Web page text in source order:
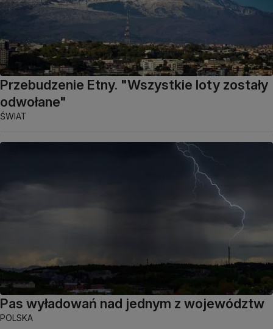
Przebudzenie Etny. "Wszystkie loty zostały
odwołane"
ŚWIAT
Pas wyładowań nad jednym z województw
POLSKA